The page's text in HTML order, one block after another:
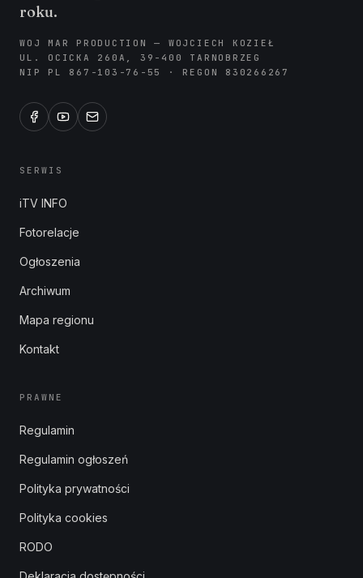
roku.
WOJ MAR PRODUCTION — WOJCIECH KOZIEŁ
UL. OCICKA 260A, 39-400 TARNOBRZEG
NIP PL 867-103-76-55 · REGON 830266267
SERWIS
iTV INFO
Fotorelacje
Ogłoszenia
Archiwum
Mapa regionu
Kontakt
PRAWNE
Regulamin
Regulamin ogłoszeń
Polityka prywatności
Polityka cookies
RODO